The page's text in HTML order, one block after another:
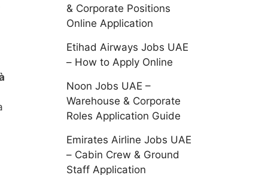
& Corporate Positions
Online Application
Etihad Airways Jobs UAE
– How to Apply Online
Noon Jobs UAE –
Warehouse & Corporate
Roles Application Guide
Emirates Airline Jobs UAE
– Cabin Crew & Ground
Staff Application